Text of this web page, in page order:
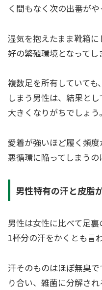
く間もなく次の出番がや
湿気を抱えたまま靴箱
好の繁殖環境となってし
複数足を所有していて
しまう男性は、結果と
大きくなりがちでしょう。
愛着が強いほど履く頻
悪循環に陥ってしまうの
男性特有の汗と皮脂
男性は女性に比べて足
1杯分の汗をかくとも言
汗そのものはほぼ無臭
り合い、雑菌に分解さ